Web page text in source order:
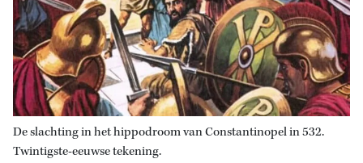
De slachting in het hippodroom van Constantinopel in 532.
Twintigste-eeuwse tekening.